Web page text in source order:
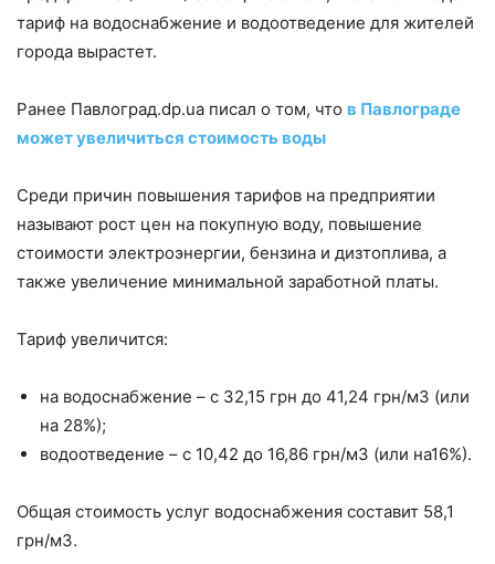
тариф на водоснабжение и водоотведение для жителей
города вырастет.
Ранее Павлоград.dp.ua писал о том, что в Павлограде
может увеличиться стоимость воды
Среди причин повышения тарифов на предприятии
называют рост цен на покупную воду, повышение
стоимости электроэнергии, бензина и дизтоплива, а
также увеличение минимальной заработной платы.
Тариф увеличится:
на водоснабжение – с 32,15 грн до 41,24 грн/м3 (или
на 28%);
водоотведение – с 10,42 до 16,86 грн/м3 (или на16%).
Общая стоимость услуг водоснабжения составит 58,1
грн/м3.